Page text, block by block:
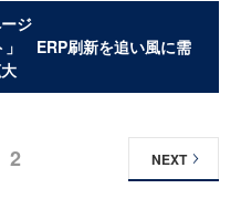
ジ
」 ERP刷新を追い風に需
2 NEXT